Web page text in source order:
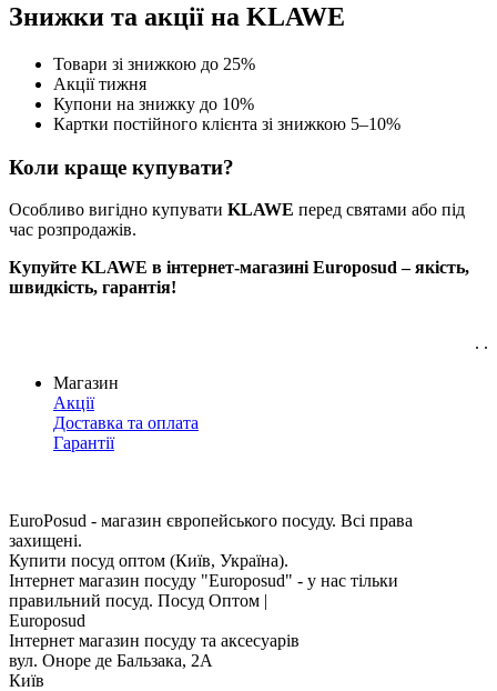
Знижки та акції на KLAWE
Товари зі знижкою до 25%
Акції тижня
Купони на знижку до 10%
Картки постійного клієнта зі знижкою 5–10%
Коли краще купувати?
Особливо вигідно купувати KLAWE перед святами або під
час розпродажів.
Купуйте KLAWE в інтернет-магазині Europosud – якість,
швидкість, гарантія!
. .
Магазин
Акції
Доставка та оплата
Гарантії
EuroPosud - магазин європейського посуду. Всі права
захищені.
Купити посуд оптом (Київ, Україна).
Інтернет магазин посуду "Europosud" - у нас тільки
правильний посуд. Посуд Оптом |
Europosud
Інтернет магазин посуду та аксесуарів
вул. Оноре де Бальзака, 2А
Київ